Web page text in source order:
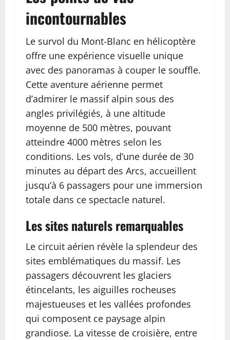
incontournables
Le survol du Mont-Blanc en hélicoptère
offre une expérience visuelle unique
avec des panoramas à couper le souffle.
Cette aventure aérienne permet
d’admirer le massif alpin sous des
angles privilégiés, à une altitude
moyenne de 500 mètres, pouvant
atteindre 4000 mètres selon les
conditions. Les vols, d’une durée de 30
minutes au départ des Arcs, accueillent
jusqu’à 6 passagers pour une immersion
totale dans ce spectacle naturel.
Les sites naturels remarquables
Le circuit aérien révèle la splendeur des
sites emblématiques du massif. Les
passagers découvrent les glaciers
étincelants, les aiguilles rocheuses
majestueuses et les vallées profondes
qui composent ce paysage alpin
grandiose. La vitesse de croisière, entre